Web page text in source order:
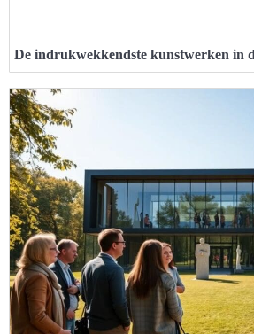
De indrukwekkendste kunstwerken in